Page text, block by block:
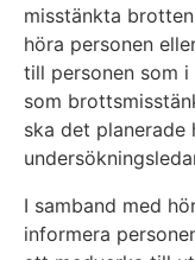
misstänkta
höra personen
till personen som
som
ska det planerade
I samband med
informera